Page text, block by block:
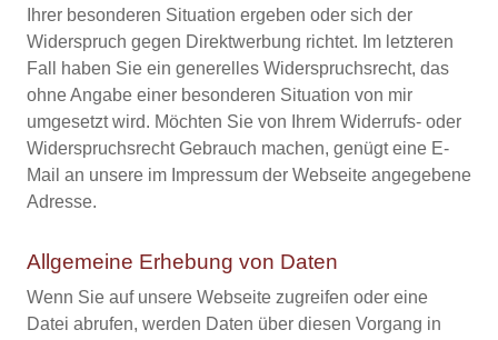
Ihrer besonderen Situation ergeben oder sich der
Widerspruch gegen Direktwerbung richtet. Im letzteren
Fall haben Sie ein generelles Widerspruchsrecht, das
ohne Angabe einer besonderen Situation von mir
umgesetzt wird. Möchten Sie von Ihrem Widerrufs- oder
Widerspruchsrecht Gebrauch machen, genügt eine E-
Mail an unsere im Impressum der Webseite angegebene
Adresse.
Allgemeine Erhebung von Daten
Wenn Sie auf unsere Webseite zugreifen oder eine
Datei abrufen, werden Daten über diesen Vorgang in